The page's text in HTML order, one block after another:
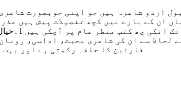
اردو شاعرہ ہیں جو اپنی خوبصورت
ان کے بارے میں کچھ تفصیلات پیش ہیں
لحاظ سے ان کی شاعری محبت، اداسی،
قارئین کا حلقہ رکھتی ہے اور